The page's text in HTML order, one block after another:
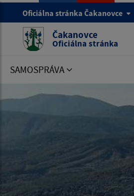
Oficiálna stránka Čakanovce
Čakanovce
Oficiálna stránka
SAMOSPRÁVA